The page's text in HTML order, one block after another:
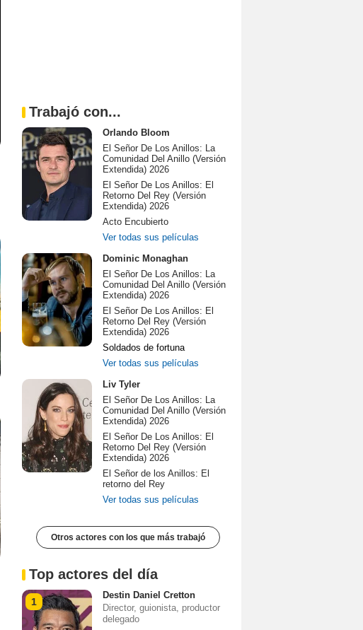
Trabajó con...
Orlando Bloom
El Señor De Los Anillos: La
Comunidad Del Anillo (Versión
Extendida) 2026
El Señor De Los Anillos: El
Retorno Del Rey (Versión
Extendida) 2026
Acto Encubierto
Ver todas sus películas
Dominic Monaghan
El Señor De Los Anillos: La
Comunidad Del Anillo (Versión
Extendida) 2026
El Señor De Los Anillos: El
Retorno Del Rey (Versión
Extendida) 2026
Soldados de fortuna
Ver todas sus películas
Liv Tyler
El Señor De Los Anillos: La
Comunidad Del Anillo (Versión
Extendida) 2026
El Señor De Los Anillos: El
Retorno Del Rey (Versión
Extendida) 2026
El Señor de los Anillos: El
retorno del Rey
Ver todas sus películas
Otros actores con los que más trabajó
Top actores del día
1
Destin Daniel Cretton
Director, guionista, productor
delegado